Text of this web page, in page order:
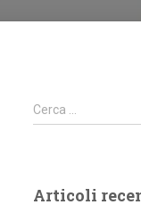
R
i
c
Cerca …
Articoli